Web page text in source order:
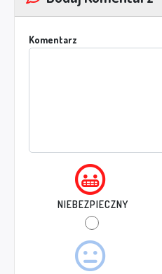
Komentarz
NIEBEZPIECZNY